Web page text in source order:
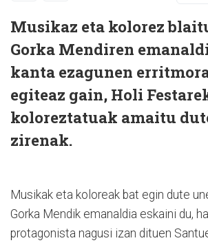
Musikaz eta kolorez
Gorka Mendiren
kanta ezagunen
egiteaz gain, Holi
koloreztatuak amaitu
zirenak.
Musikak eta koloreak bat egin dute
Gorka Mendik emanaldia eskaini du,
protagonista nagusi izan dituen